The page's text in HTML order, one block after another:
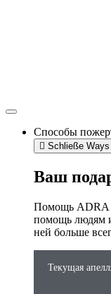
Способы
Schließe
Ваш
Помощь ADRA -
помощь людям
ней больше
Текущая